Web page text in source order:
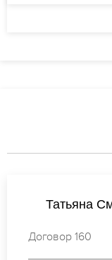
Валентина
Договор 876